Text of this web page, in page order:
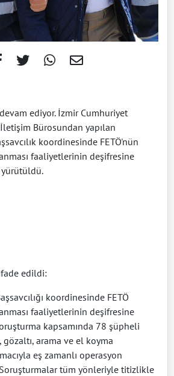
ediyor. İzmir Cumhuriyet
İletişim Bürosundan yapılan
koordinesinde FETÖ'nün
faaliyetlerinin deşifresine
edildi:
koordinesinde FETÖ
faaliyetlerinin deşifresine
kapsamında 78 şüpheli
gözaltı, arama ve el koyma
eş zamanlı operasyon
tüm yönleriyle titizlikle